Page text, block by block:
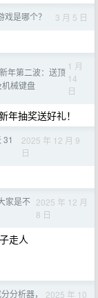
是哪个？ 3 月 5 日
年第二波：送顶
械键盘
1 月
14
日
抽奖送好礼！
31
2025 年 12 月 9
日
家是不 2025 年 12 月
8 日
走人
分析器， 2025 年 10